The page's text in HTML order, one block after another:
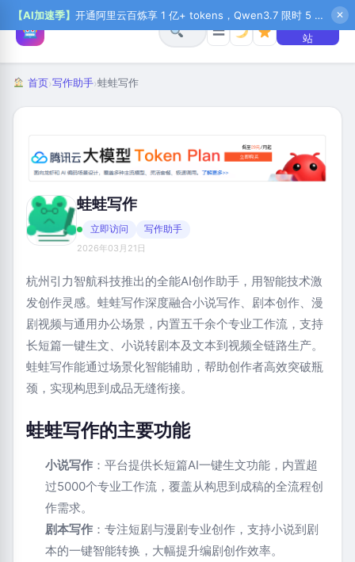
【AI加速季】 开通阿里云百炼享 1 亿+ tokens，Qwen3.7 限时 5 折起，秒悟新注送 1 万积分，加入 OPC 赢百万助力金，QoderWork CN 首月 0 元 ✕
☰
+ 提交网
站
首页›写作助手›蛙蛙写作
蛙蛙写作
立即访问 写作助手
2026年03月21日
杭州引力智航科技推出的全能AI创作助手，用智能技术激
发创作灵感。蛙蛙写作深度融合小说写作、剧本创作、漫
剧视频与通用办公场景，内置五千余个专业工作流，支持
长短篇一键生文、小说转剧本及文本到视频全链路生产。
蛙蛙写作能通过场景化智能辅助，帮助创作者高效突破瓶
颈，实现构思到成品无缝衔接。
蛙蛙写作的主要功能
小说写作 ：平台提供长短篇AI一键生文功能，内置超
过5000个专业工作流，覆盖从构思到成稿的全流程创
作需求。
剧本写作 ：专注短剧与漫剧专业创作，支持小说到剧
本的一键智能转换，大幅提升编剧创作效率。